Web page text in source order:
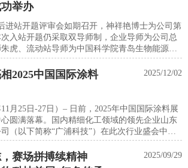
举办
进站开题评审会如期召开，神祥艳博士为公司第
入站开题仍采取双导师制，企业导师为公司总
虎、流动站导师为中国科学院青岛生物能源与
飞。
2025中国国际涂料
2025/12/02
月25日-27日）– 日前，2025年中国国际涂料展
圆满落幕。国内精细化工领域的领先企业山东
（以下简称“广浦科技”）在此次行业盛会中精
的核心产品——新一代无氯GMA（甲基丙烯酸缩
正式推出的三款高性能新材料4-甲基-1-戊烯
水甘油酯（GA）和丙烯酸（缩水甘油氧）乙
赛场拼搏续精神
2025/09/29